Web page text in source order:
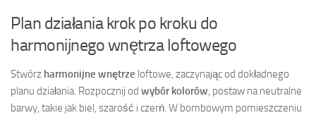
Plan działania krok po kroku do
harmonijnego wnętrza loftowego
Stwórz harmonijne wnętrze loftowe, zaczynając od dokładnego
planu działania. Rozpocznij od wybór kolorów , postaw na neutralne
barwy, takie jak biel, szarość i czerń. W bombowym pomieszczeniu